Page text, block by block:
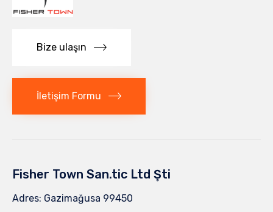
Bize ulaşın
İletişim Formu
Fisher Town San.tic Ltd Şti
Adres: Gazimağusa 99450